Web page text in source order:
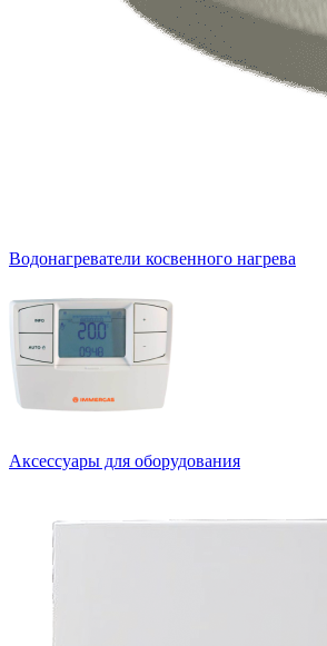
Водонагреватели косвенного нагрева
Аксессуары для оборудования